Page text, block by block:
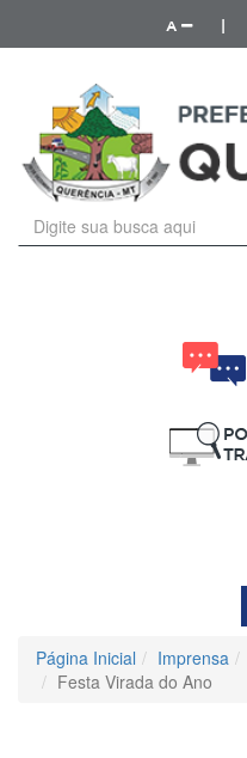
A
Página Inicial Imprensa
Festa Virada do Ano